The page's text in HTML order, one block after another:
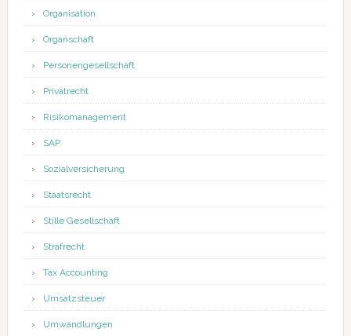
Organisation
Organschaft
Personengesellschaft
Privatrecht
Risikomanagement
SAP
Sozialversicherung
Staatsrecht
Stille Gesellschaft
Strafrecht
Tax Accounting
Umsatzsteuer
Umwandlungen